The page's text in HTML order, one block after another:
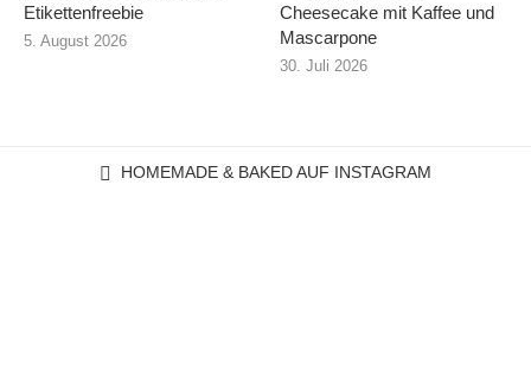
Etikettenfreebie
5. August 2026
Cheesecake mit Kaffee und
Mascarpone
30. Juli 2026
HOMEMADE & BAKED AUF INSTAGRAM